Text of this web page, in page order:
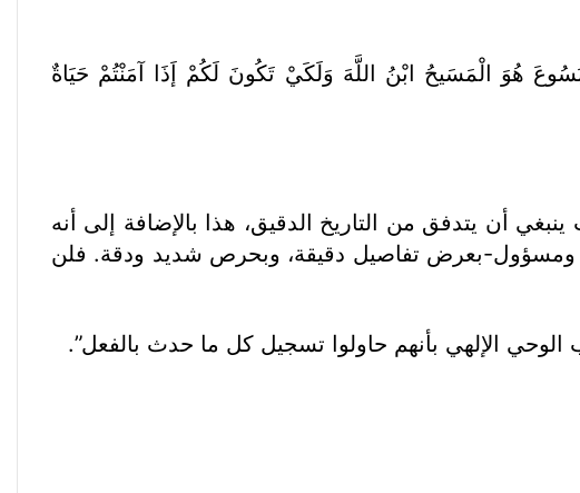
“وَأَمَّا هَذَهَ فَقَدْ كُتَبَتْ لَتُؤْمَنُوا أَنَّ بَسُوعَ هُوَ الْمَسَيحُ ابْنُ اللَّهَ وَلَكَيْ تَكُونَ لَكُمْ إَذَا آمَنْتُمْ حَيَاةٌ
أن يتدفق من التاريخ الدقيق، هذا بالإضافة إلى أنه
ومسؤول-بعرض تفاصيل دقيقة، وبحرص شديد ودقة. فلن
الإلهي بأنهم حاولوا تسجيل كل ما حدث بالفعل”.